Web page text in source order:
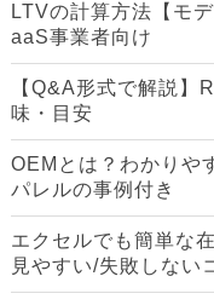
LTVの計算方法【モ
aaS事業者向け
【Q&A形式で解説】
味・目安
OEMとは？わかりや
パレルの事例付き
エクセルでも簡単な
見やすい/失敗しない